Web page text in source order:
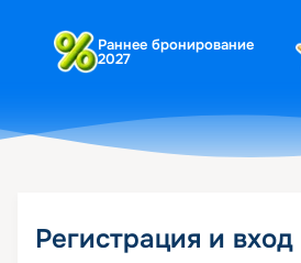
Раннее бронирование
2027
Регистрация и вход
Популярные